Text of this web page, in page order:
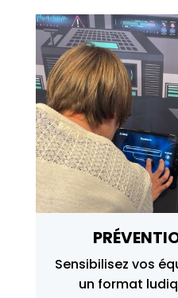
Sensibilisez vos
un format